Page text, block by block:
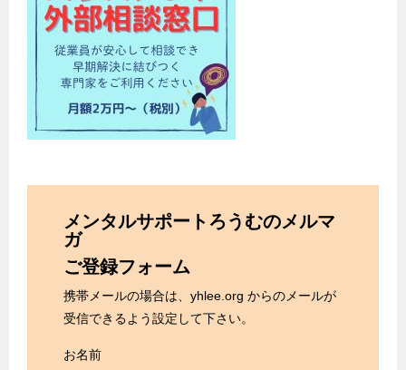
メンタルサポートろうむのメルマ
ガ
ご登録フォーム
携帯メールの場合は、yhlee.org からのメールが
受信できるよう設定して下さい。
お名前